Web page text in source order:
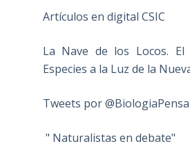
Artículos en digital CSIC
La Nave de los Locos.
Especies a la Luz de la
Tweets por
" Naturalistas en debate"